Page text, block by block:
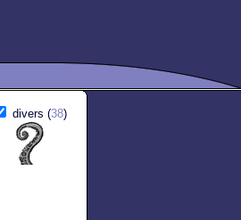
divers (38)